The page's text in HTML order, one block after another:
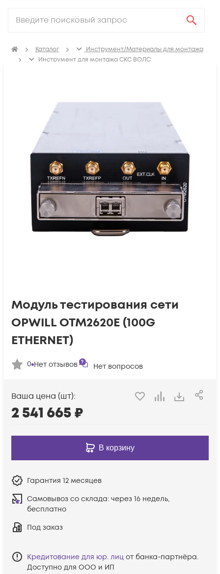
Каталог
Инструмент/Материалы для монтажа
Инструмент для монтажа СКС ВОЛС
Модуль тестирования сети
OPWILL OTM2620E (100G
ETHERNET)
0 Нет отзывов Нет вопросов
Ваша цена (шт):
2 541 665₽
В корзину
Гарантия 12 месяцев
Самовывоз со склада: через 16 недель,
бесплатно
Под заказ
Кредитование для юр. лиц от банка-партнёра.
Доступно для ООО и ИП